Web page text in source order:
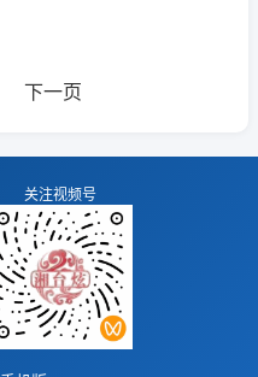
下一页
关注视频号